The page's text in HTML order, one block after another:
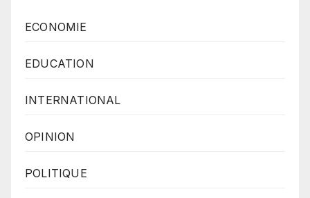
ECONOMIE
EDUCATION
INTERNATIONAL
OPINION
POLITIQUE